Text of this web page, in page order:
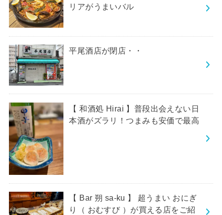
リアがうまいバル
平尾酒店が閉店・・
【 和酒処 Hirai 】普段出会えない日
本酒がズラリ！つまみも安価で最高
【 Bar 朔 sa-ku 】 超うまい おにぎ
り（ おむすび ）が買える店をご紹